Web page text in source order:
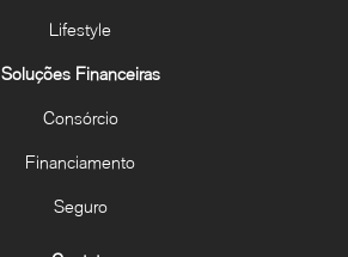
Lifestyle
Soluções Financeiras
Consórcio
Financiamento
Seguro